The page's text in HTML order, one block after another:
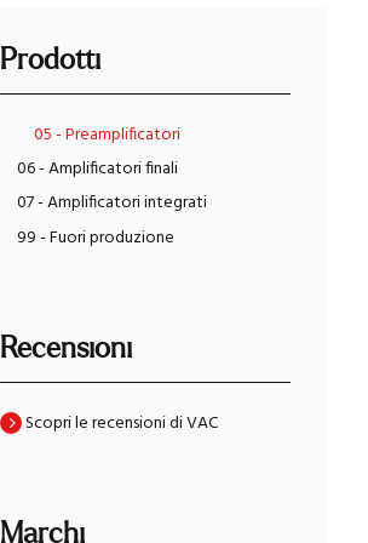
Prodotti
05 - Preamplificatori
06 - Amplificatori finali
07 - Amplificatori integrati
99 - Fuori produzione
Recensioni
Scopri le recensioni di VAC
Marchi